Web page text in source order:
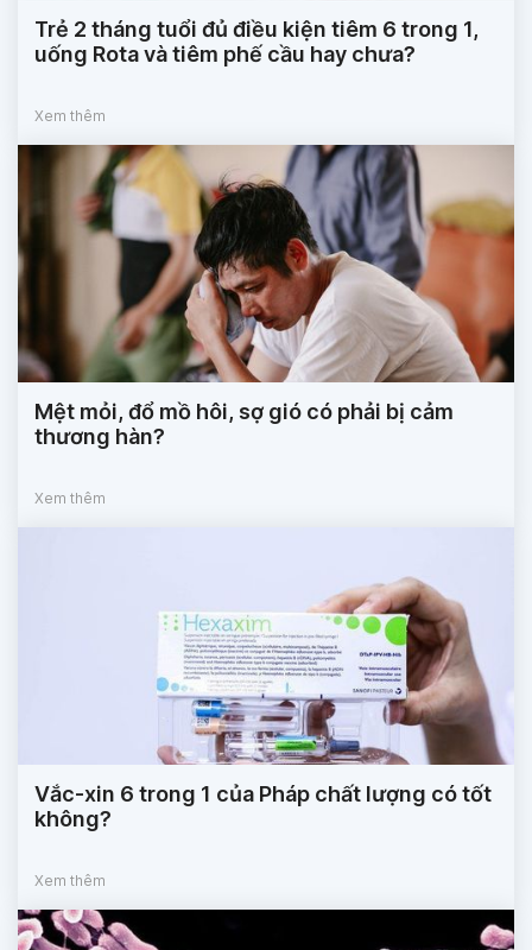
Trẻ 2 tháng tuổi đủ điều kiện tiêm 6 trong 1,
uống Rota và tiêm phế cầu hay chưa?
Xem thêm
Mệt mỏi, đổ mồ hôi, sợ gió có phải bị cảm
thương hàn?
Xem thêm
Vắc-xin 6 trong 1 của Pháp chất lượng có tốt
không?
Xem thêm